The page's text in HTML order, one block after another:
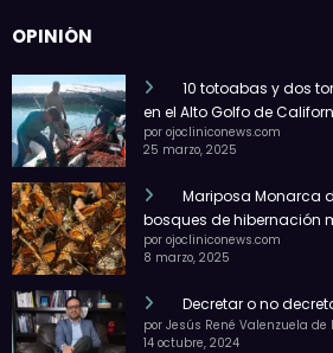
OPINIÓN
10 totoabas y dos
en el Alto Golfo de
por ojocliniconews.com
25 marzo, 2025
Mariposa Monarca
bosques de hibernación
por ojocliniconews.com
8 marzo, 2025
Decretar o no
por Jesús René Valenzuela de
14 octubre, 2024